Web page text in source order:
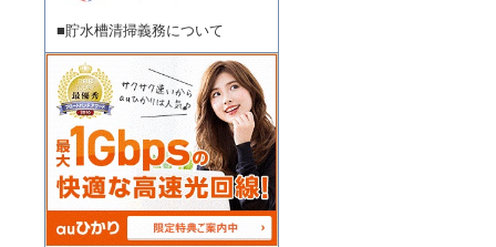
■貯水槽清掃義務について